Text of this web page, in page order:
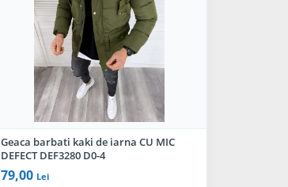
Geaca barbati kaki de iarna CU MIC
DEFECT DEF3280 D0-4
79,00 Lei